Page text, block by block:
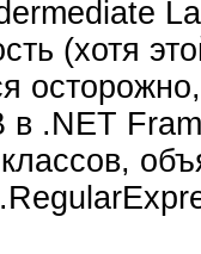
(хотя
.NET